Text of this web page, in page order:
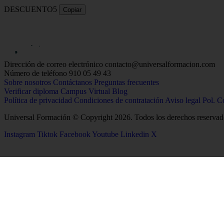
DESCUENTO5 Copiar
Dirección de correo electrónico contacto@universalformacion.com
Número de teléfono 910 05 49 43
Sobre nosotros Contáctanos Preguntas frecuentes
Verificar diploma Campus Virtual Blog
Política de privacidad Condiciones de contratación Aviso legal Pol.
Universal Formación © Copyright 2026. Todos los derechos
Instagram Tiktok Facebook Youtube Linkedin X